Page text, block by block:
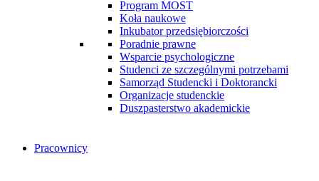
Program MOST
Koła naukowe
Inkubator przedsiębiorczości
Poradnie prawne
Wsparcie psychologiczne
Studenci ze szczególnymi potrzebami
Samorząd Studencki i Doktorancki
Organizacje studenckie
Duszpasterstwo akademickie
Pracownicy